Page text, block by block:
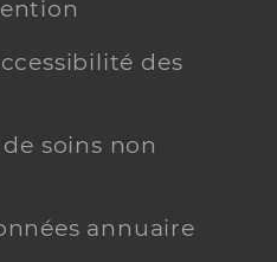
des
soins non
annuaire